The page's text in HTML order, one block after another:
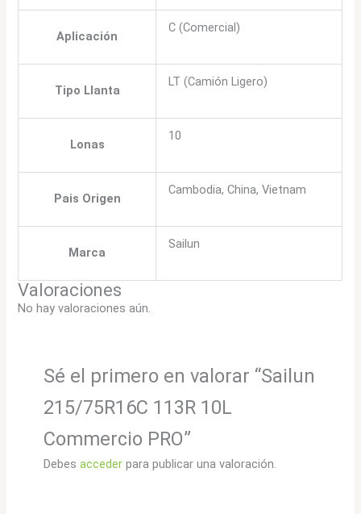
Aplicación
C (Comercial)
Tipo Llanta
LT (Camión Ligero)
Lonas
10
Pais Origen
Cambodia, China, Vietnam
Marca
Sailun
Valoraciones
No hay valoraciones aún.
Sé el primero en valorar “Sailun
215/75R16C 113R 10L
Commercio PRO”
Debes accederpara publicar una valoración.